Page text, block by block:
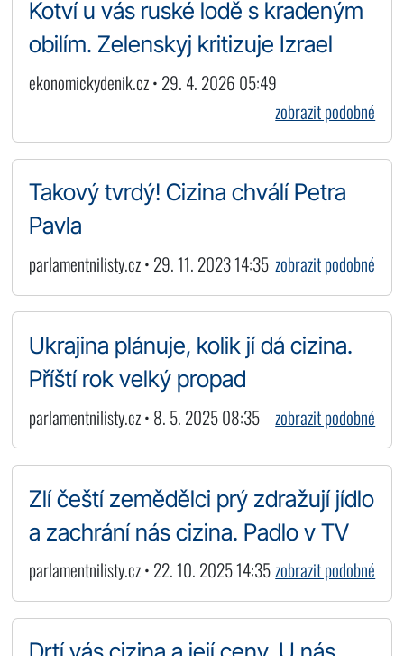
Kotví u vás ruské lodě s kradeným
obilím. Zelenskyj kritizuje Izrael
ekonomickydenik.cz • 29. 4. 2026 05:49
zobrazit podobné
Takový tvrdý! Cizina chválí Petra
Pavla
parlamentnilisty.cz • 29. 11. 2023 14:35 zobrazit podobné
Ukrajina plánuje, kolik jí dá cizina.
Příští rok velký propad
parlamentnilisty.cz • 8. 5. 2025 08:35 zobrazit podobné
Zlí čeští zemědělci prý zdražují jídlo
a zachrání nás cizina. Padlo v TV
parlamentnilisty.cz • 22. 10. 2025 14:35zobrazit podobné